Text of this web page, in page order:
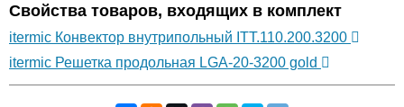
Свойства товаров, входящих в комплект
itermic Конвектор внутрипольный ITT.110.200.3200
itermic Решетка продольная LGA-20-3200 gold